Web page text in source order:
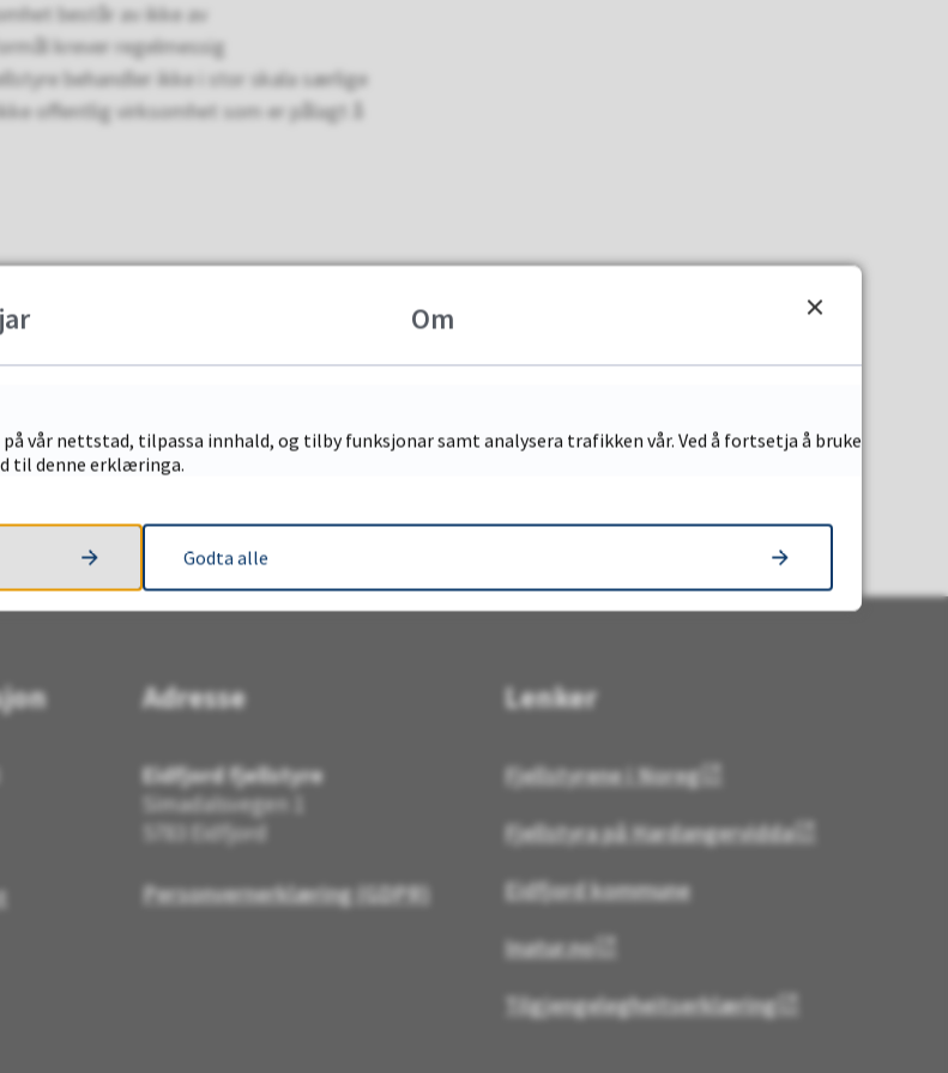
består av ikke av
krever regelmessig
behandler ikke i stor skala særlige
offentlig virksomhet som er pålagt å
Adresse
Eidfjord fjellstyre
Simadalsvegen 1
5783 Eidfjord
Personvernerklæring (GDPR)
Lenker
Fjellstyrene i Noreg
Fjellstyra på Hardangervidda
Eidfjord kommune
Inatur.no
Tilgjengelegheitserklæring
Om
vår nettstad, tilpassa innhald, og tilby funksjonar samt analysera trafikken vår. Ved å fortsetja å bruke
til denne erklæringa.
Godta alle